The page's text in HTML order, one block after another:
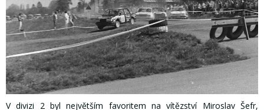
V divizi 2 byl největším favoritem na vítězství Miroslav Šefr,